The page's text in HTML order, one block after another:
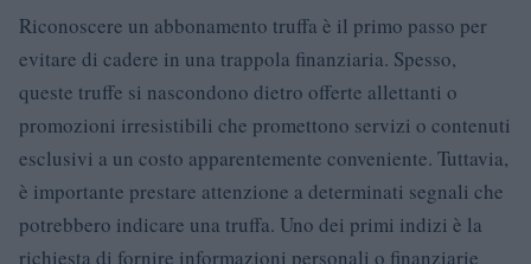
Riconoscere un abbonamento truffa è il primo passo per
evitare di cadere in una trappola finanziaria. Spesso,
queste truffe si nascondono dietro offerte allettanti o
promozioni irresistibili che promettono servizi o contenuti
esclusivi a un costo apparentemente conveniente. Tuttavia,
è importante prestare attenzione a determinati segnali che
potrebbero indicare una truffa. Uno dei primi indizi è la
richiesta di fornire informazioni personali o finanziarie